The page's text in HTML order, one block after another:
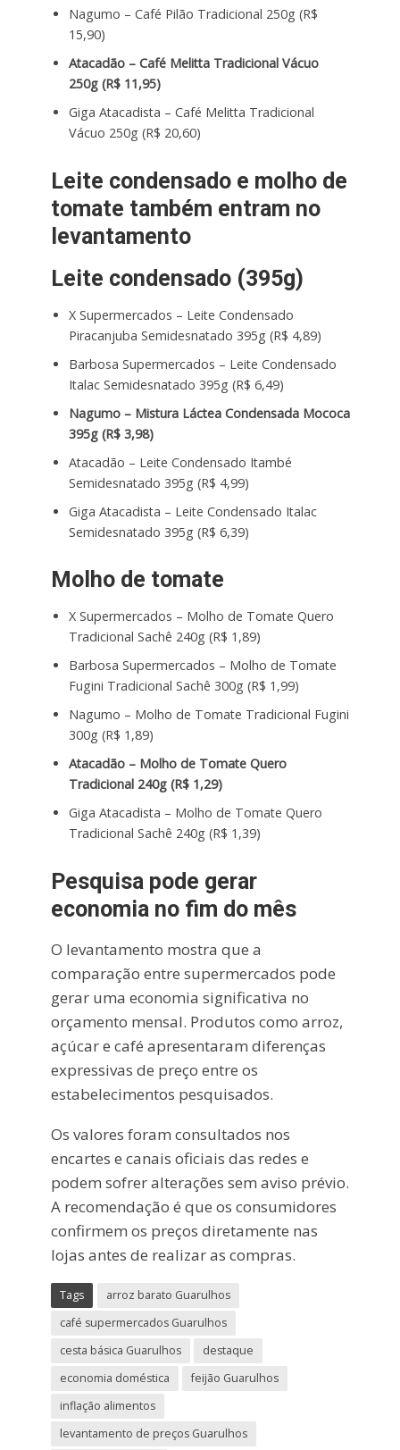
Nagumo – Café Pilão Tradicional 250g (R$
15,90)
Atacadão – Café Melitta Tradicional Vácuo
250g (R$ 11,95)
Giga Atacadista – Café Melitta Tradicional
Vácuo 250g (R$ 20,60)
Leite condensado e molho de
tomate também entram no
levantamento
Leite condensado (395g)
X Supermercados – Leite Condensado
Piracanjuba Semidesnatado 395g (R$ 4,89)
Barbosa Supermercados – Leite Condensado
Italac Semidesnatado 395g (R$ 6,49)
Nagumo – Mistura Láctea Condensada Mococa
395g (R$ 3,98)
Atacadão – Leite Condensado Itambé
Semidesnatado 395g (R$ 4,99)
Giga Atacadista – Leite Condensado Italac
Semidesnatado 395g (R$ 6,39)
Molho de tomate
X Supermercados – Molho de Tomate Quero
Tradicional Sachê 240g (R$ 1,89)
Barbosa Supermercados – Molho de Tomate
Fugini Tradicional Sachê 300g (R$ 1,99)
Nagumo – Molho de Tomate Tradicional Fugini
300g (R$ 1,89)
Atacadão – Molho de Tomate Quero
Tradicional 240g (R$ 1,29)
Giga Atacadista – Molho de Tomate Quero
Tradicional Sachê 240g (R$ 1,39)
Pesquisa pode gerar
economia no fim do mês
O levantamento mostra que a
comparação entre supermercados pode
gerar uma economia significativa no
orçamento mensal. Produtos como arroz,
açúcar e café apresentaram diferenças
expressivas de preço entre os
estabelecimentos pesquisados.
Os valores foram consultados nos
encartes e canais oficiais das redes e
podem sofrer alterações sem aviso prévio.
A recomendação é que os consumidores
confirmem os preços diretamente nas
lojas antes de realizar as compras.
Tags
arroz barato Guarulhos
café supermercados Guarulhos
cesta básica Guarulhos
destaque
economia doméstica
feijão Guarulhos
inflação alimentos
levantamento de preços Guarulhos